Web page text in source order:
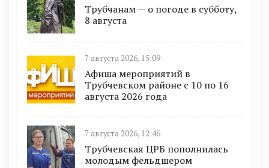
Трубчанам — о погоде в субботу,
8 августа
7 августа 2026, 15:09
Афиша мероприятий в
Трубчевском районе с 10 по 16
августа 2026 года
7 августа 2026, 12:46
Трубчевская ЦРБ пополнилась
молодым фельдшером